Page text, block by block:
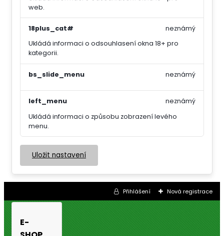
web.
18plus_cat#
Ukládá informaci o odsouhlasení okna 18+ pro
kategorii.
neznámý
bs_slide_menu neznámý
left_menu
Ukládá informaci o způsobu zobrazení levého
menu.
neznámý
Uložit nastavení
Přihlášení Nová registrace
E-